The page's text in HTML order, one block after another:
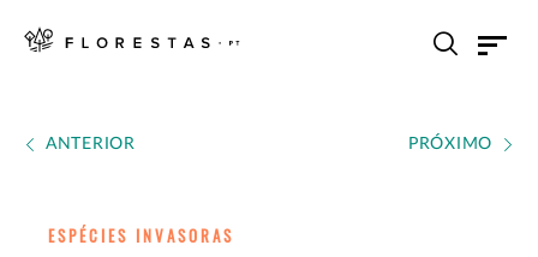
ANTERIOR PRÓXIMO
ESPÉCIES INVASORAS